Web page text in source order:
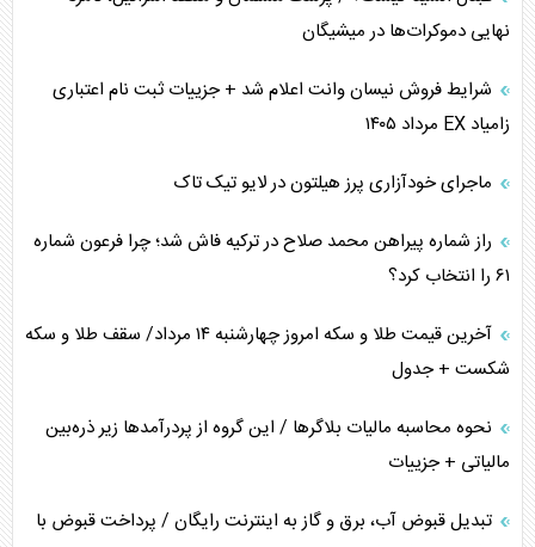
نهایی دموکرات‌ها در میشیگان
شرایط فروش نیسان وانت اعلام شد + جزییات ثبت نام اعتباری
زامیاد EX مرداد ۱۴۰۵
ماجرای خودآزاری پرز هیلتون در لایو تیک تاک
راز شماره پیراهن محمد صلاح در ترکیه فاش شد؛ چرا فرعون شماره
۶۱ را انتخاب کرد؟
آخرین قیمت طلا و سکه امروز چهارشنبه ۱۴ مرداد/ سقف طلا و سکه
شکست + جدول
نحوه محاسبه مالیات بلاگر‌ها / این گروه از پردرآمد‌ها زیر ذره‌بین
مالیاتی + جزییات
تبدیل قبوض آب، برق و گاز به اینترنت رایگان / پرداخت قبوض با